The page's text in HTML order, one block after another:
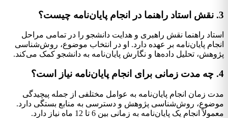
3. نقش استاد راهنما در انجام پایان‌نامه چیست؟
استاد راهنما نقش راهبری و هدایت دانشجو را در تمامی مراحل
انجام پایان‌نامه بر عهده دارد. او در انتخاب موضوع، روش‌شناسی
پژوهش، تحلیل داده‌ها و نگارش پایان‌نامه به دانشجو کمک می‌کند.
4. چه مدت زمانی برای انجام پایان‌نامه نیاز است؟
مدت زمان انجام پایان‌نامه به عوامل مختلفی از جمله پیچیدگی
موضوع، روش‌شناسی پژوهش و دسترسی به منابع بستگی دارد.
معمولاً انجام یک پایان‌نامه به زمانی بین 6 تا 12 ماه نیاز دارد.